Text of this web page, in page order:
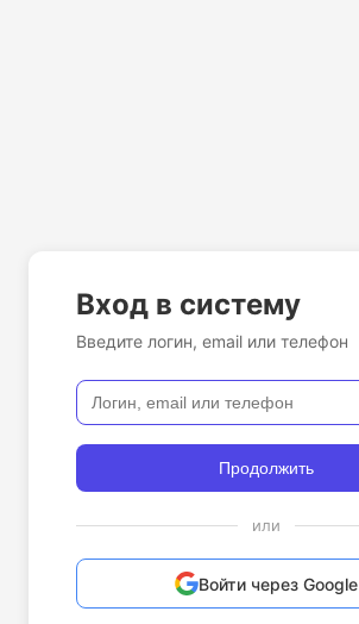
Вход в систему
Введите логин, email или телефон
Продолжить
или
Войти через Google